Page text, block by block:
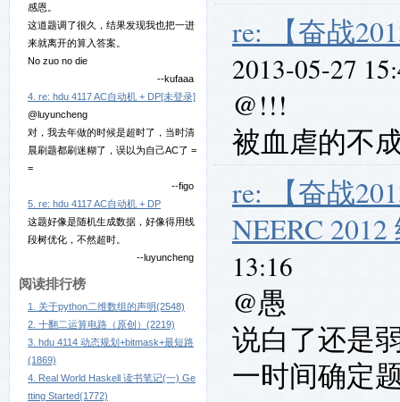
感恩。
这道题调了很久，结果发现我也把一进
来就离开的算入答案。
No zuo no die
--kufaaa
4. re: hdu 4117 AC自动机 + DP[未登录]
@luyuncheng
对，我去年做的时候是超时了，当时清
晨刷题都刷迷糊了，误以为自己AC了 =
=
--figo
5. re: hdu 4117 AC自动机 + DP
这题好像是随机生成数据，好像得用线
段树优化，不然超时。
--luyuncheng
阅读排行榜
1. 关于python二维数组的声明(2548)
2. 十翻二运算电路（原创）(2219)
3. hdu 4114 动态规划+bitmask+最短路
(1869)
4. Real World Haskell 读书笔记(一) Ge
tting Started(1772)
re: 【奋战
2013-05-27
@!!!
被血虐的不
re: 【奋战
NEERC
13:16
@愚
说白了还是
一时间确定